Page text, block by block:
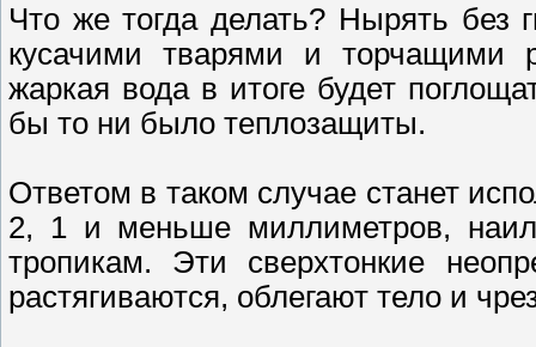
Что же тогда делать? Нырять без
кусачими тварями и
жаркая вода в итоге будет
бы то ни было теплозащиты.
Ответом в таком случае станет
2, 1 и меньше миллиметров,
тропикам. Эти сверхтонкие
растягиваются, облегают тело и